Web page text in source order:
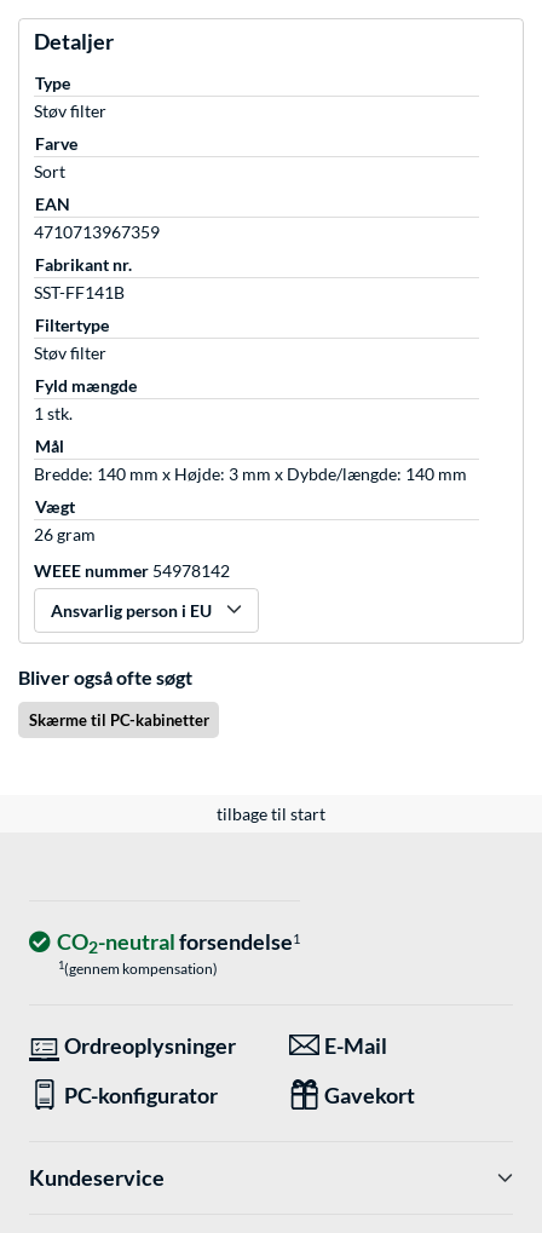
Detaljer
Type
Støv filter
Farve
Sort
EAN
4710713967359
Fabrikant nr.
SST-FF141B
Filtertype
Støv filter
Fyld mængde
1 stk.
Mål
Bredde: 140 mm x Højde: 3 mm x Dybde/længde: 140 mm
Vægt
26 gram
WEEE nummer 54978142
Ansvarlig person i EU
Bliver også ofte søgt
Skærme til PC-kabinetter
tilbage til start
CO2-neutralforsendelse1
1(gennem kompensation)
Ordreoplysninger
E-Mail
PC-konfigurator
Gavekort
Kundeservice